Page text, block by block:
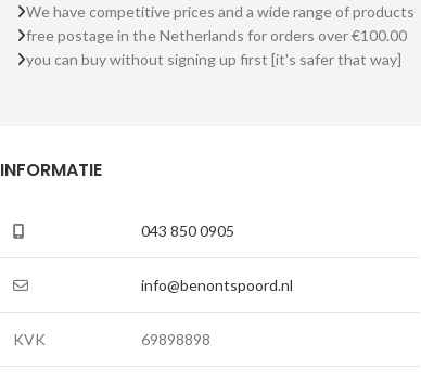
We have competitive prices and a wide range of products
free postage in the Netherlands for orders over €100.00
you can buy without signing up first [it's safer that way]
INFORMATIE
043 850 0905
info@benontspoord.nl
KVK 69898898